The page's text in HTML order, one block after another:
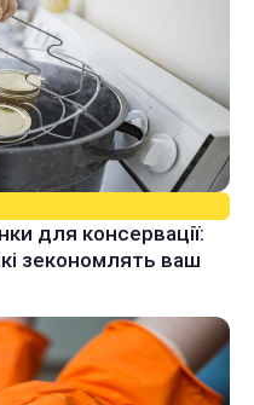
для консервації:
зекономлять ваш